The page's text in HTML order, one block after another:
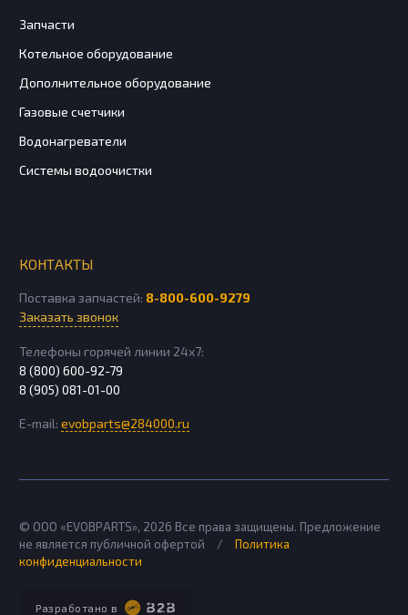
Запчасти
Котельное оборудование
Дополнительное оборудование
Газовые счетчики
Водонагреватели
Системы водоочистки
КОНТАКТЫ
Поставка запчастей: 8-800-600-9279
Заказать звонок
Телефоны горячей линии 24х7:
8 (800) 600-92-79
8 (905) 081-01-00
E-mail: evobparts@284000.ru
Разработано в
© ООО «EVOBPARTS», 2026 Все права защищены. Предложение
не является публичной офертой
/
Политика
конфиденциальности